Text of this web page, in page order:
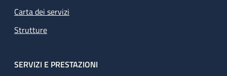
Carta dei servizi
Strutture
SERVIZI E PRESTAZIONI